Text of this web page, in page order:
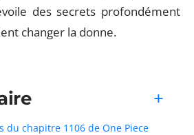
des secrets profondément
changer la donne.
du chapitre 1106 de One Piece